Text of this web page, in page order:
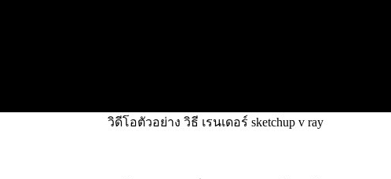
วิดีโอตัวอย่าง วิธี เรนเดอร์ sketchup v ray